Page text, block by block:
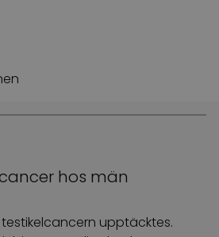
hos män
upptäcktes.